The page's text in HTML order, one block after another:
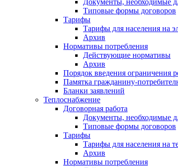
Документы, необходимые
Типовые формы договоров
Тарифы
Тарифы для населения на
Архив
Нормативы потребления
Действующие нормативы
Архив
Порядок введения ограничения
Памятка гражданину-
Бланки заявлений
Теплоснабжение
Договорная работа
Документы, необходимые
Типовые формы договоров
Тарифы
Тарифы для населения на
Архив
Нормативы потребления